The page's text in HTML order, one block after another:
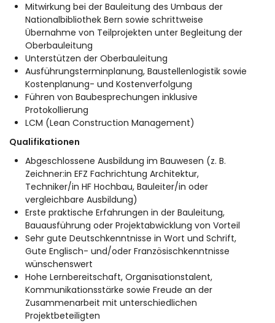
Mitwirkung bei der Bauleitung des Umbaus der
Nationalbibliothek Bern sowie schrittweise
Übernahme von Teilprojekten unter Begleitung der
Oberbauleitung
Unterstützen der Oberbauleitung
Ausführungsterminplanung, Baustellenlogistik sowie
Kostenplanung- und Kostenverfolgung
Führen von Baubesprechungen inklusive
Protokollierung
LCM (Lean Construction Management)
Qualifikationen
Abgeschlossene Ausbildung im Bauwesen (z. B.
Zeichner:in EFZ Fachrichtung Architektur,
Techniker/in HF Hochbau, Bauleiter/in oder
vergleichbare Ausbildung)
Erste praktische Erfahrungen in der Bauleitung,
Bauausführung oder Projektabwicklung von Vorteil
Sehr gute Deutschkenntnisse in Wort und Schrift,
Gute Englisch- und/oder Französischkenntnisse
wünschenswert
Hohe Lernbereitschaft, Organisationstalent,
Kommunikationsstärke sowie Freude an der
Zusammenarbeit mit unterschiedlichen
Projektbeteiligten